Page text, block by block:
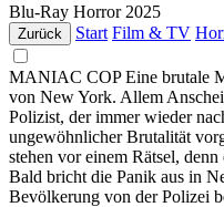
Blu-Ray Horror 2025
Zurück Start Film & TV
MANIAC COP Eine brutale
von New York. Allem
Polizist, der immer wieder
ungewöhnlicher Brutalität
stehen vor einem Rätsel,
Bald bricht die Panik aus in
Bevölkerung von der Polizei